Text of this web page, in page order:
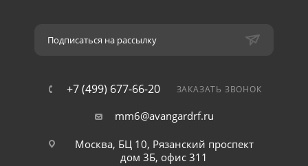
Подписаться на рассылку
+7 (499) 677-66-20 ЗАКАЗАТЬ ЗВОНОК
mm6@avangardrf.ru
Москва, БЦ 10, Рязанский проспект
дом 3Б, офис 311